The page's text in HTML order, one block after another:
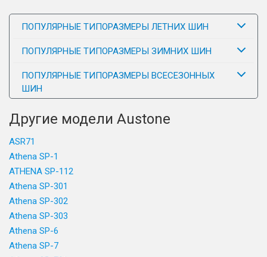
ПОПУЛЯРНЫЕ ТИПОРАЗМЕРЫ ЛЕТНИХ ШИН
ПОПУЛЯРНЫЕ ТИПОРАЗМЕРЫ ЗИМНИХ ШИН
ПОПУЛЯРНЫЕ ТИПОРАЗМЕРЫ ВСЕСЕЗОННЫХ
ШИН
Другие модели Austone
ASR71
Athena SP-1
ATHENA SP-112
Athena SP-301
Athena SP-302
Athena SP-303
Athena SP-6
Athena SP-7